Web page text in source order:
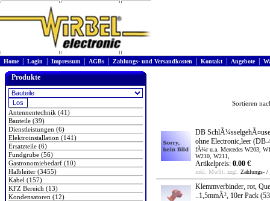
Home| Login Impressum AGBs Zahlungs- und Versandkosten Kontakt| Angebote|
Produkte
Antennentechnik (41)
Bauteile (39)
Dienstleistungen (6)
Elektroinstallation (141)
Ersatzteile (6)
Fundgrube (56)
Gastronomiebedarf (10)
Halbleiter (3455)
Kabel (157)
KFZ Bereich (13)
Kondensatoren (12)
Sortieren
DB
ohne Electronic,leer (DB-
fÃ¼r u.a. Mercedes W203,
W210, W211,
Artikelpreis: 0.00 €
inkl. MwSt. zzgl. Zahlungs- /
Klemmverbinder, rot,
..1,5mmÂ², 10er Pack